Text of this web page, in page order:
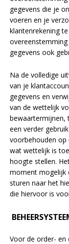
gegevens die je
voeren en je
klantenrekening
overeenstemming
gegevens ook
Na de volledige
van je
gegevens en
van de wettelijk
bewaartermijnen,
een verder
voorbehouden op
wat wettelijk is
hoogte stellen.
moment mogelijk
sturen naar het
die hiervoor is
Voor de order- en